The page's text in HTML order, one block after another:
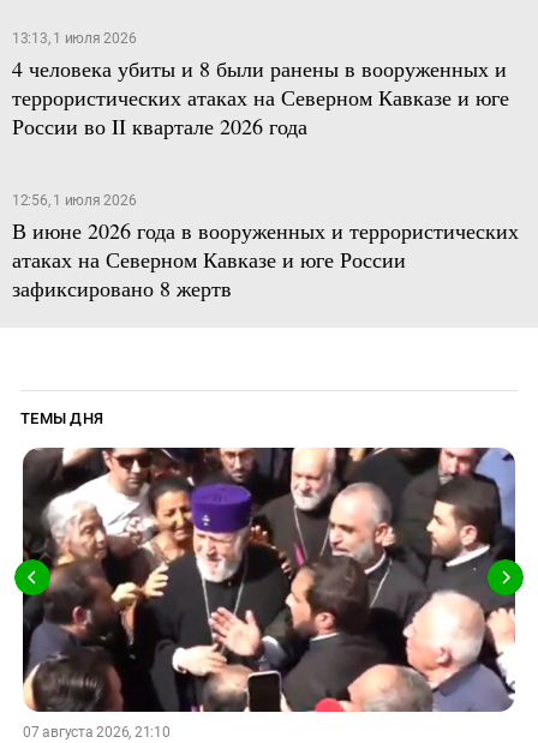
13:13, 1 июля 2026
4 человека убиты и 8 были ранены в вооруженных и
террористических атаках на Северном Кавказе и юге
России во II квартале 2026 года
12:56, 1 июля 2026
В июне 2026 года в вооруженных и террористических
атаках на Северном Кавказе и юге России
зафиксировано 8 жертв
ТЕМЫ ДНЯ
07 августа 2026, 21:10